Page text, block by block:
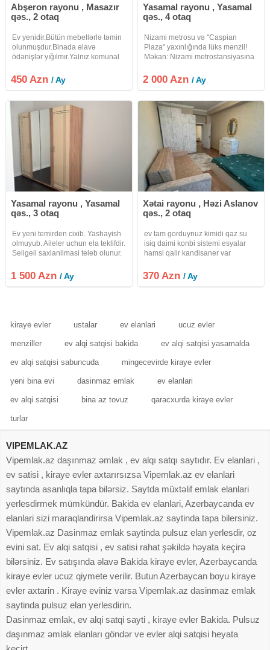
Abşeron rayonu , Masazır
qəs., 2 otaq
Ev yenidir.Bütün mebellərlə təmin
olunmuşdur.Binada əlavə
ödənişlər yığılmır.Yalnız komunal
internet)Məhlənin başından
şəhərə gedən maşurut
rahatdır.Sakit yerdir
450 Azn/ Ay
Yasamal rayonu , Yasamal
qəs., 4 otaq
Nizami metrosu və "Caspian
Plaza" yaxınlığında lüks mənzil!
Məkan: Nizami metrostansiyasına
dəqiqəlik piyada məsafədə.
Şəhərin mərkəzi, təhlükəsiz və
2 000 Azn/ Ay
Yasamal rayonu , Yasamal
qəs., 3 otaq
Ev yeni temirden cixib. Yashayish
olmuyub. Aileler uchun ela teklifdir.
Seligeli saxlanilmasi teleb olunur.
1 500 Azn/ Ay
Xətai rayonu , Həzi Aslanov
qəs., 2 otaq
ev tam gorduynuz kimidi qaz su
isiq daimi konbi sistemi esyalar
hamsi qalir kandisaner var
370 Azn/ Ay
kiraye evler ustalar ev elanlari ucuz evler
menziller ev alqi satqisi bakida ev alqi satqisi yasamalda
ev alqi satqisi sabuncuda mingecevirde kiraye evler
yeni bina evi dasinmaz emlak ev elanlari
ev alqi satqisi bina az tovuz qaracxurda kiraye evler
turlar
VIPEMLAK.AZ
Vipemlak.az daşınmaz əmlak , ev alqı satqı saytıdır. Ev elanlari ,
ev satisi , kiraye evler axtarırsızsa Vipemlak.az ev elanlari
saytında asanlıqla tapa bilərsiz. Saytda müxtəlif emlak elanlari
yerlesdirmek mümkündür. Bakida ev elanlari, Azerbaycanda ev
elanlari sizi maraqlandirirsa Vipemlak.az saytinda tapa bilersiniz.
Vipemlak.az Dasinmaz emlak saytinda pulsuz elan yerlesdir, oz
evini sat. Ev alqi satqisi , ev satisi rahat şəkildə həyata keçirə
bilərsiniz. Ev satışında əlavə Bakida kiraye evler, Azerbaycanda
kiraye evler ucuz qiymete verilir. Butun Azerbaycan boyu kiraye
evler axtarin . Kiraye eviniz varsa Vipemlak.az dasinmaz emlak
saytinda pulsuz elan yerlesdirin.
Dasinmaz emlak, ev alqi satqi sayti , kiraye evler Bakida. Pulsuz
daşınmaz əmlak elanları göndər ve evler alqi satqisi heyata